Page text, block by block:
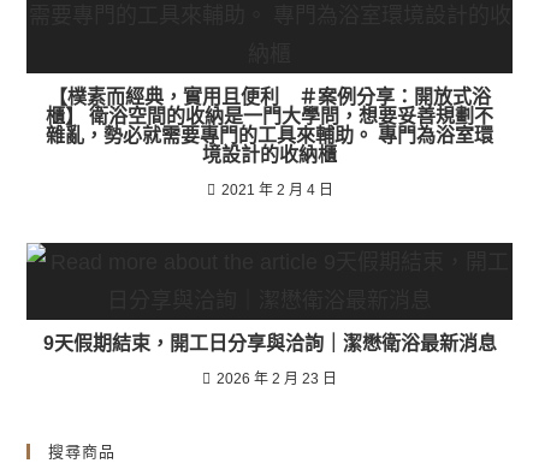
【樸素而經典，實用且便利 ＃案例分享：開放式浴
櫃】 衛浴空間的收納是一門大學問，想要妥善規劃不
雜亂，勢必就需要專門的工具來輔助。 專門為浴室環
境設計的收納櫃
2021 年 2 月 4 日
9天假期結束，開工日分享與洽詢｜潔懋衛浴最新消息
2026 年 2 月 23 日
搜尋商品